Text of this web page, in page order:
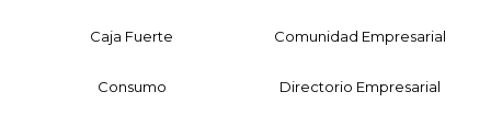
Caja Fuerte Comunidad Empresarial
Consumo Directorio Empresarial